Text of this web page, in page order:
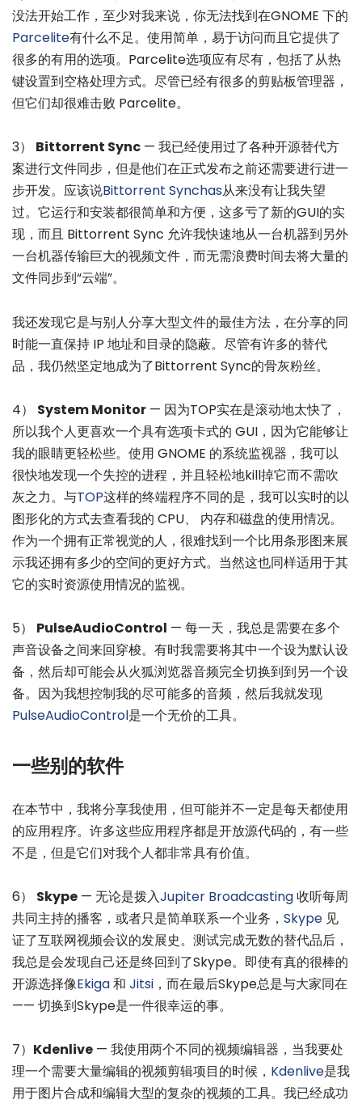
没法开始工作，至少对我来说，你无法找到在GNOME 下的
Parcelite有什么不足。使用简单，易于访问而且它提供了
很多的有用的选项。Parcelite选项应有尽有，包括了从热
键设置到空格处理方式。尽管已经有很多的剪贴板管理器，
但它们却很难击败 Parcelite。
3） Bittorrent Sync — 我已经使用过了各种开源替代方
案进行文件同步，但是他们在正式发布之前还需要进行进一
步开发。应该说Bittorrent Synchas从来没有让我失望
过。它运行和安装都很简单和方便，这多亏了新的GUI的实
现，而且 Bittorrent Sync 允许我快速地从一台机器到另外
一台机器传输巨大的视频文件，而无需浪费时间去将大量的
文件同步到“云端”。
我还发现它是与别人分享大型文件的最佳方法，在分享的同
时能一直保持 IP 地址和目录的隐蔽。尽管有许多的替代
品，我仍然坚定地成为了Bittorrent Sync的骨灰粉丝。
4） System Monitor — 因为TOP实在是滚动地太快了，
所以我个人更喜欢一个具有选项卡式的 GUI，因为它能够让
我的眼睛更轻松些。使用 GNOME 的系统监视器，我可以
很快地发现一个失控的进程，并且轻松地kill掉它而不需吹
灰之力。与TOP这样的终端程序不同的是，我可以实时的以
图形化的方式去查看我的 CPU、 内存和磁盘的使用情况。
作为一个拥有正常视觉的人，很难找到一个比用条形图来展
示我还拥有多少的空间的更好方式。当然这也同样适用于其
它的实时资源使用情况的监视。
5） PulseAudioControl — 每一天，我总是需要在多个
声音设备之间来回穿梭。有时我需要将其中一个设为默认设
备，然后却可能会从火狐浏览器音频完全切换到到另一个设
备。因为我想控制我的尽可能多的音频，然后我就发现
PulseAudioControl是一个无价的工具。
一些别的软件
在本节中，我将分享我使用，但可能并不一定是每天都使用
的应用程序。许多这些应用程序都是开放源代码的，有一些
不是，但是它们对我个人都非常具有价值。
6） Skype — 无论是拨入Jupiter Broadcasting收听每周
共同主持的播客，或者只是简单联系一个业务， Skype 见
证了互联网视频会议的发展史。测试完成无数的替代品后，
我总是会发现自己还是终回到了Skype。即使有真的很棒的
开源选择像Ekiga和 Jitsi ，而在最后Skype总是与大家同在
—— 切换到Skype是一件很幸运的事。
7） Kdenlive — 我使用两个不同的视频编辑器，当我要处
理一个需要大量编辑的视频剪辑项目的时候， Kdenlive是我
用于图片合成和编辑大型的复杂的视频的工具。我已经成功